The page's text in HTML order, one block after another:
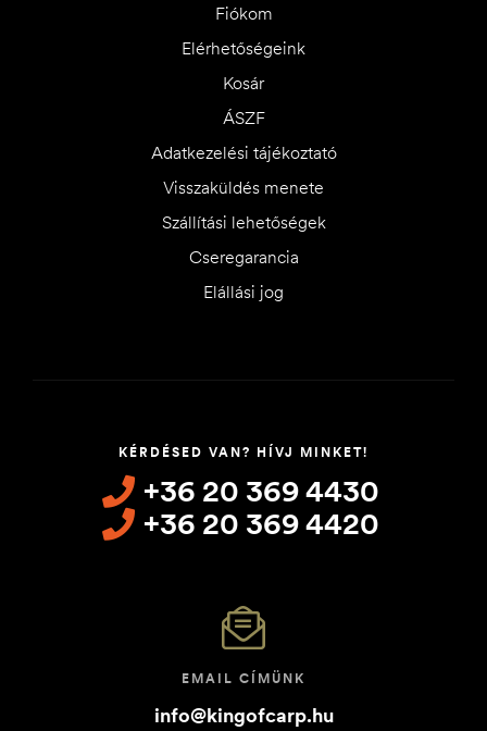
Fiókom
Elérhetőségeink
Kosár
ÁSZF
Adatkezelési tájékoztató
Visszaküldés menete
Szállítási lehetőségek
Cseregarancia
Elállási jog
KÉRDÉSED VAN? HÍVJ MINKET!
+36 20 369 4430
+36 20 369 4420
EMAIL CÍMÜNK
info@kingofcarp.hu